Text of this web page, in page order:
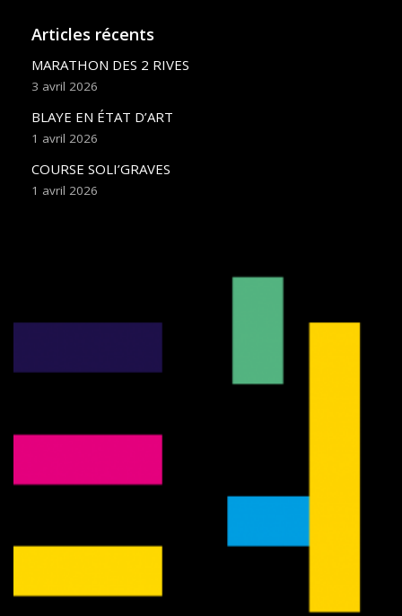
Articles récents
MARATHON DES 2 RIVES
3 avril 2026
BLAYE EN ÉTAT D’ART
1 avril 2026
COURSE SOLI’GRAVES
1 avril 2026